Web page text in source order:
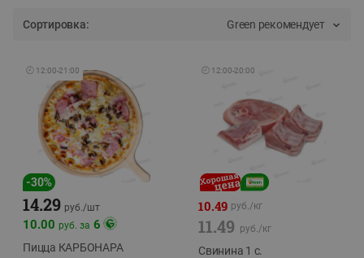
Сортировка: Green рекомендует
🕘 12:00-21:00
-30%
14.29 руб./шт
10.00 руб. за 6
Пицца КАРБОНАРА
🕘 12:00-20:00
10.49 руб./кг
11.49 руб./кг
Свинина 1 с.